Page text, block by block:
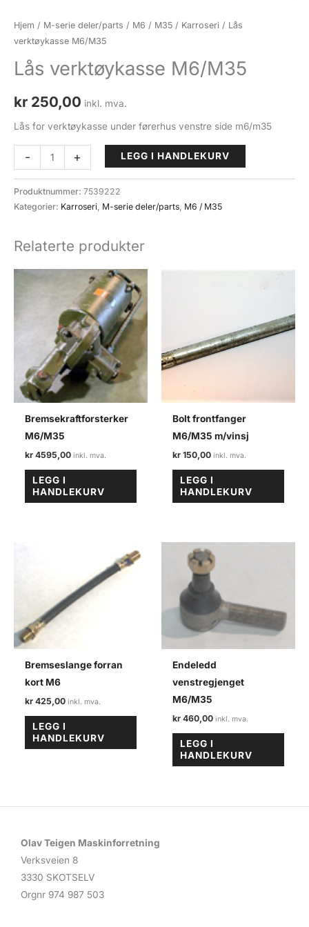
Hjem / M-serie deler/parts / M6 / M35 / Karroseri / Lås
verktøykasse M6/M35
Lås verktøykasse M6/M35
kr 250,00 inkl. mva.
Lås for verktøykasse under førerhus venstre side m6/m35
-
verktøykasse
M6/M35
antall
+ LEGG I HANDLEKURV
Produktnummer: 7539222
Kategorier: Karroseri M-serie deler/parts M6 / M35
Relaterte produkter
Bremsekraftforsterker
M6/M35
kr 4595,00
LEGG I
HANDLEKURV
Bolt frontfanger
M6/M35 m/vinsj
kr 150,00
LEGG I
HANDLEKURV
Bremseslange forran
kort M6
kr 425,00
LEGG I
HANDLEKURV
Endeledd
venstregjenget
M6/M35
kr 460,00
LEGG I
HANDLEKURV
Olav Teigen Maskinforretning
Verksveien 8
3330 SKOTSELV
Orgnr 974 987 503